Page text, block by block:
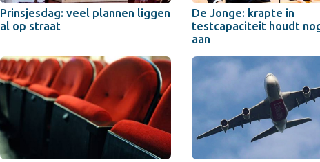
Prinsjesdag: veel plannen liggen
al op straat
De Jonge: krapte in
testcapaciteit houdt
aan